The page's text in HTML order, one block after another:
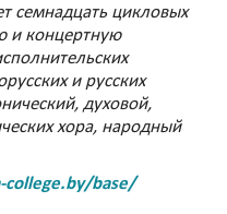
семнадцать цикловых
и концертную
и русских
духовой,
хора, народный
base/